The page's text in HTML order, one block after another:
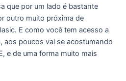
que por um lado é bastante
outro muito próxima de
E como você tem acesso a
aos poucos vai se acostumando
e de uma forma muito mais